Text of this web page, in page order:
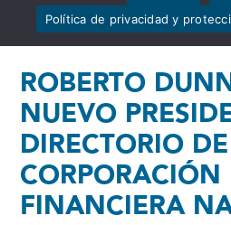
ROBERTO
NUEVO
DIRECTORIO
CORPORACIÓN
FINANCIERA
Política de privacidad y